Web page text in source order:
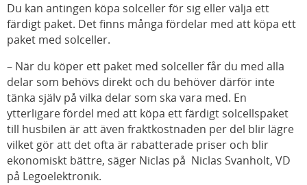
Du kan antingen köpa solceller för sig eller välja ett
färdigt paket. Det finns många fördelar med att köpa ett
paket med solceller.
– När du köper ett paket med solceller får du med alla
delar som behövs direkt och du behöver därför inte
tänka själv på vilka delar som ska vara med. En
ytterligare fördel med att köpa ett färdigt solcellspaket
till husbilen är att även fraktkostnaden per del blir lägre
vilket gör att det ofta är rabatterade priser och blir
ekonomiskt bättre, säger Niclas på Niclas Svanholt, VD
på Legoelektronik.